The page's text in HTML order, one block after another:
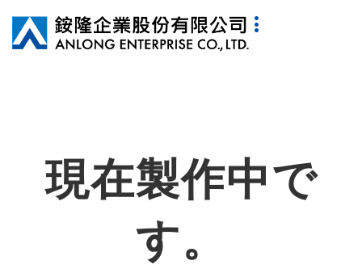
現在製作中で
す。